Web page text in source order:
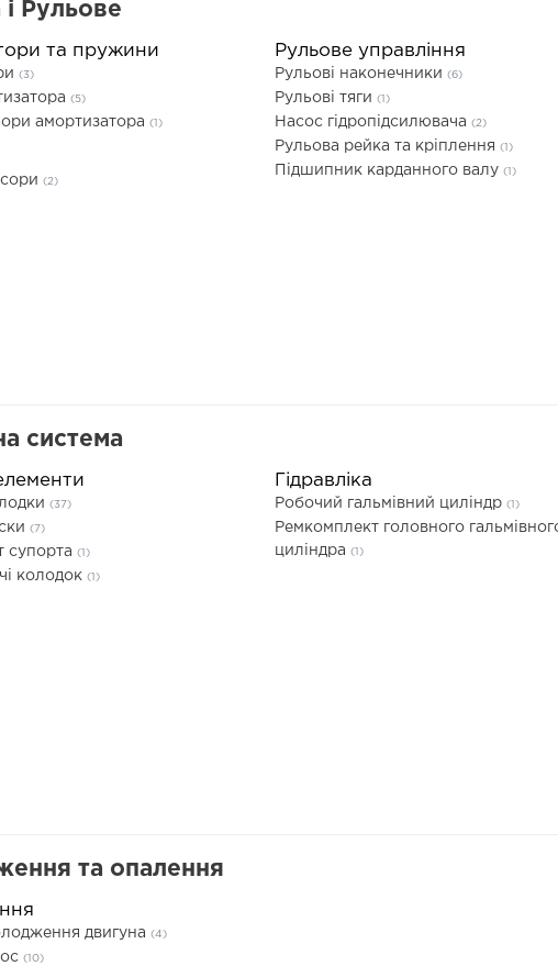
і Рульове
та пружини
(3)
(5)
амортизатора (1)
Рульове управління
Рульові наконечники (6)
Рульові тяги (1)
Насос гідропідсилювача (2)
Рульова рейка та кріплення (1)
Підшипник карданного валу (1)
(2)
система
(37)
(7)
супорта (1)
колодок (1)
Гідравліка
Робочий гальмівний циліндр (1)
Ремкомплект головного
циліндра (1)
та опалення
двигуна (4)
(10)